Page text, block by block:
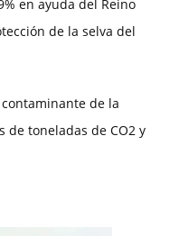
en ayuda del Reino
de la selva del
de la
de toneladas de CO2 y